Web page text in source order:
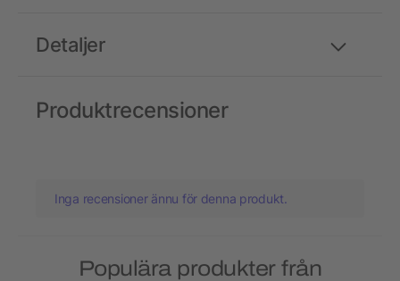
Detaljer
Produktrecensioner
Inga recensioner ännu för denna produkt.
Populära produkter från